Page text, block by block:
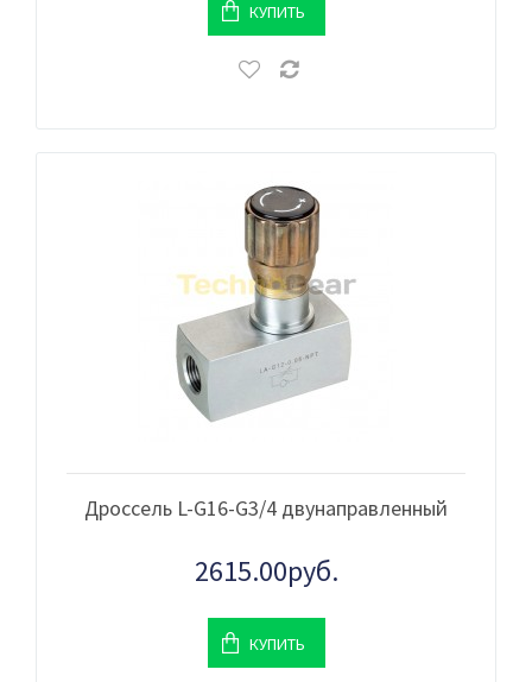
КУПИТЬ
Дроссель L-G16-G3/4 двунаправленный
2615.00руб.
КУПИТЬ